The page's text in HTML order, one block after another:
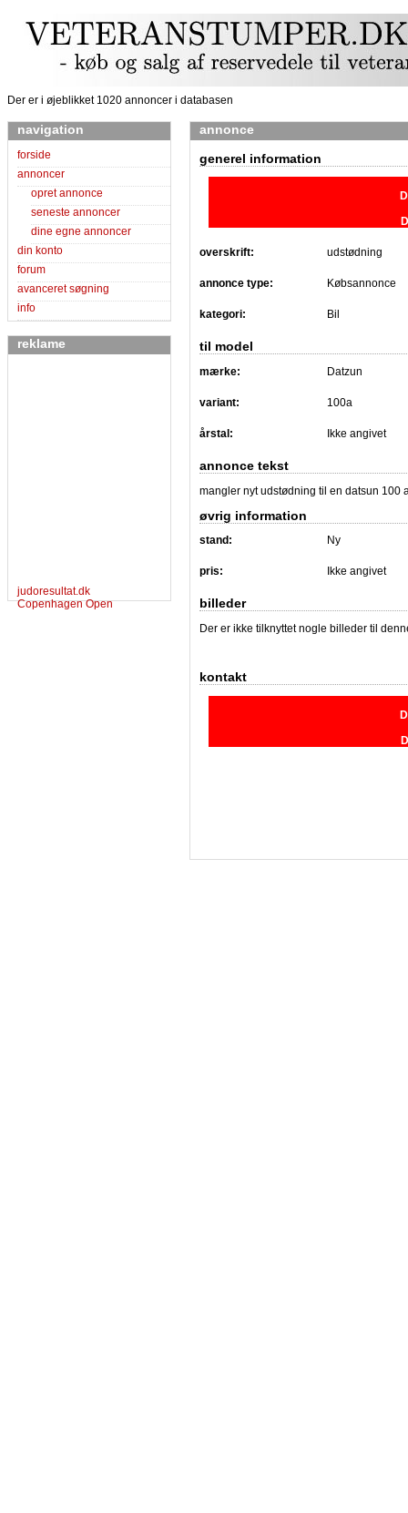
Der er i øjeblikket 1020 annoncer i databasen
navigation
forside
annoncer
opret annonce
seneste annoncer
dine egne annoncer
din konto
forum
avanceret søgning
info
reklame
judoresultat.dk
Copenhagen Open
annonce
generel information
overskrift: udstødning
annonce type: Købsannonce
kategori: Bil
til model
mærke: Datzun
variant: 100a
årstal: Ikke angivet
annonce tekst
mangler nyt udstødning til en datsun 100
øvrig information
stand: Ny
pris: Ikke angivet
billeder
Der er ikke tilknyttet nogle billeder til
kontakt